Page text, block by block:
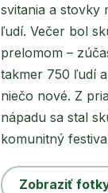
svitania a stovky
ľudí. Večer bol
prelomom –
takmer 750 ľudí
niečo nové. Z
nápadu sa stal
komunitný
Zobraziť